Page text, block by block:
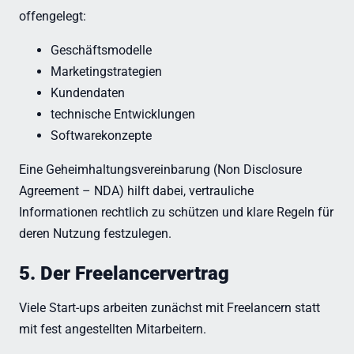
offengelegt:
Geschäftsmodelle
Marketingstrategien
Kundendaten
technische Entwicklungen
Softwarekonzepte
Eine Geheimhaltungsvereinbarung (Non Disclosure
Agreement – NDA) hilft dabei, vertrauliche
Informationen rechtlich zu schützen und klare Regeln für
deren Nutzung festzulegen.
5. Der Freelancervertrag
Viele Start-ups arbeiten zunächst mit Freelancern statt
mit fest angestellten Mitarbeitern.